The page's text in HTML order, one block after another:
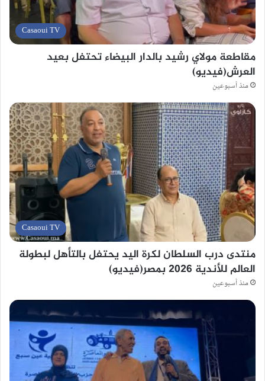
Casaoui TV
مقاطعة مولاي رشيد بالدار البيضاء تحتفل بعيد
العرش(فيديو)
منذ أسبوعين
Casaoui TV
منتدى درب السلطان لكرة اليد يحتفل بالتأهل لبطولة
العالم للأندية 2026 بمصر(فيديو)
منذ أسبوعين